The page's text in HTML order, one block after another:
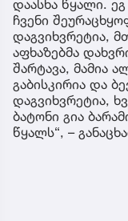
დაასხა წყალი.
ჩვენი
დაგვიხვრეტია,
აფხაზებმა
შარტავა, მამია
გაბისკირია და
დაგვიხვრეტია,
ბატონი გია
წყალს“, –